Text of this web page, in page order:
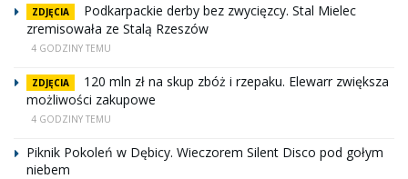
ZDJĘCIA
Podkarpackie derby bez zwycięzcy. Stal Mielec
zremisowała ze Stalą Rzeszów
4 GODZINY TEMU
ZDJĘCIA
120 mln zł na skup zbóż i rzepaku. Elewarr zwiększa
możliwości zakupowe
4 GODZINY TEMU
Piknik Pokoleń w Dębicy. Wieczorem Silent Disco pod gołym
niebem